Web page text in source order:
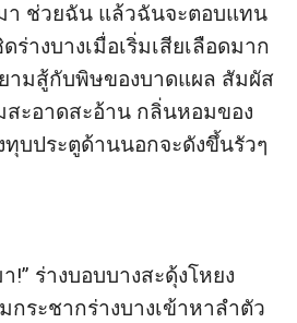
า ช่วยฉัน แล้วฉันจะตอบแทน
ร่างบางเมื่อเริ่มเสียเลือดมาก
ามสู้กับพิษของบาดแผล สัมผัส
ะอาดสะอ้าน กลิ่นหอมของ
บประตูด้านนอกจะดังขึ้นรัวๆ
!” ร่างบอบบางสะดุ้งโหยง
ระชากร่างบางเข้าหาลำตัว